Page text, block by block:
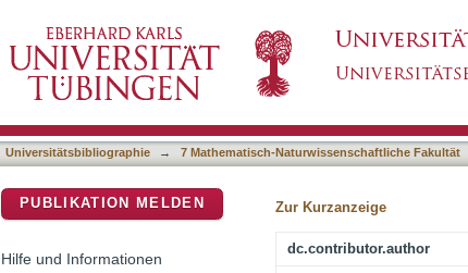
Universitätsbibliographie → 7 Mathematisch-Naturwissenschaftliche Fakultät
Zur Kurzanzeige
dc.contributor.author
PUBLIKATION MELDEN
Hilfe und Informationen